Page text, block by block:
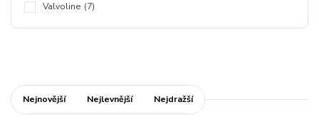
Valvoline (7)
Nejnovější Nejlevnější Nejdražší